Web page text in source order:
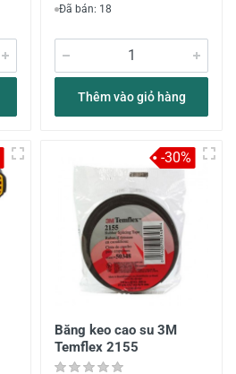
Đã bán: 18
Thêm vào giỏ hàng
Băng keo cao su 3M
Temflex 2155
-30%